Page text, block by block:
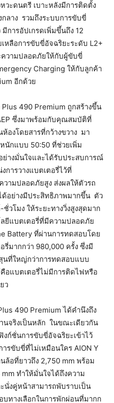
วะดนตรี เบาะหลังมีการติดตั้ง
ลาง รวมถึงระบบการขับขี่
การอัปเกรดเพิ่มขึ้นถึง 12
หลือการขับขี่อัจฉริยะระดับ L2+
วามปลอดภัยให้กับผู้ขับขี่
Charging ให้กับลูกค้า
อีกด้วย
490 Premium ถูกสร้างขึ้น
ซึ่งมาพร้อมกับคุณสมบัติที่
องโดยสารที่กว้างขวาง มา
นักแบบ 50:50 ที่ช่วยเพิ่ม
างมั่นใจและได้รับประสบการณ์
ารวางแบตเตอรี่ไว้ที่
ามปลอดภัยสูง ส่งผลให้ตัวรถ
อย่างมีประสิทธิภาพมากขึ้น ตัว
วโมง ให้ระยะทางวิ่งสูงสุดมาก
ยีแบตเตอรี่ที่มีความปลอดภัย
Battery ที่ผ่านการทดสอบโดย
รี่มากกว่า 980,000 ครั้ง ซึ่งมี
นที่ใหญ่กว่าการทดสอบแบบ
อแบตเตอรี่ไม่มีการติดไฟหรือ
ว
490 Premium ได้คำนึงถึง
นจริงเป็นหลัก ในขณะเดียวกัน
ก์ชั่นการขับขี่อัจฉริยะเข้าไว้
รขับขี่ที่ไม่เหมือนใคร AION Y
ล้อที่ยาวถึง 2,750 mm พร้อม
ทำให้มั่นใจได้ถึงความ
นั่งคู่หน้าสามารถพับราบเป็น
บทางเลือกในการพักผ่อนที่มากก